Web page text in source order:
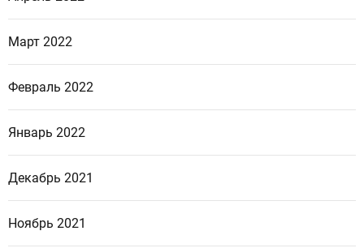
Март 2022
Февраль 2022
Январь 2022
Декабрь 2021
Ноябрь 2021